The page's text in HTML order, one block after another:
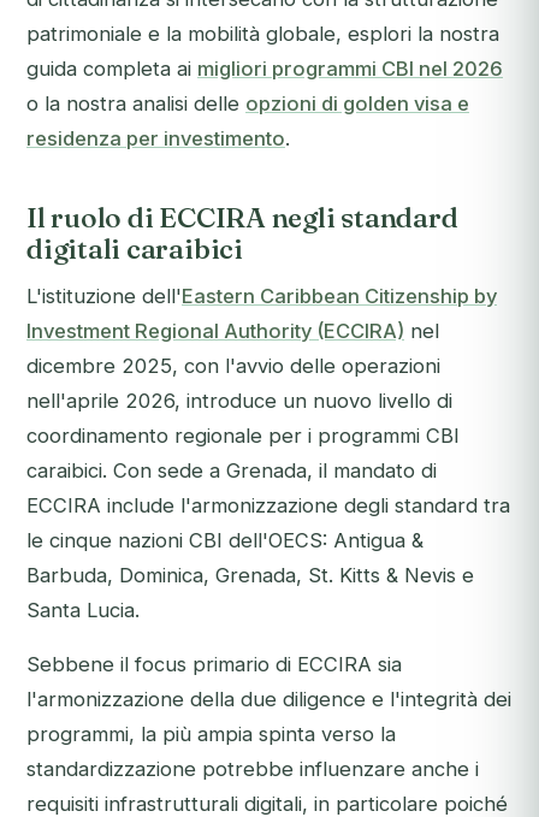
patrimoniale e la mobilità globale, esplori la nostra
guida completa ai migliori programmi CBI nel 2026
o la nostra analisi delle opzioni di golden visa e
residenza per investimento.
Il ruolo di ECCIRA negli standard
digitali caraibici
L'istituzione dell'Eastern Caribbean Citizenship by
Investment Regional Authority (ECCIRA) nel
dicembre 2025, con l'avvio delle operazioni
nell'aprile 2026, introduce un nuovo livello di
coordinamento regionale per i programmi CBI
caraibici. Con sede a Grenada, il mandato di
ECCIRA include l'armonizzazione degli standard tra
le cinque nazioni CBI dell'OECS: Antigua &
Barbuda, Dominica, Grenada, St. Kitts & Nevis e
Santa Lucia.
Sebbene il focus primario di ECCIRA sia
l'armonizzazione della due diligence e l'integrità dei
programmi, la più ampia spinta verso la
standardizzazione potrebbe influenzare anche i
requisiti infrastrutturali digitali, in particolare poiché